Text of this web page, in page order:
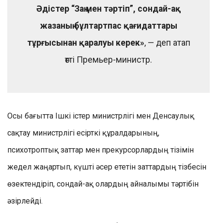
Әдістер “Заң мен тәртіп”, сондай-ақ
жазаның бұлтартпас қағидаттары
тұрғысынан қаралуы керек», — деп атап
өтті Премьер-министр.
Осы бағытта Ішкі істер министрлігі мен Денсаулық
сақтау министрлігі есірткі құралдарының,
психотроптық заттар мен прекурсорлардың тізімін
жедел жаңартып, күшті әсер ететін заттардың тізбесін
өзектендіріп, сондай-ақ олардың айналымы тәртібін
әзірлейді.